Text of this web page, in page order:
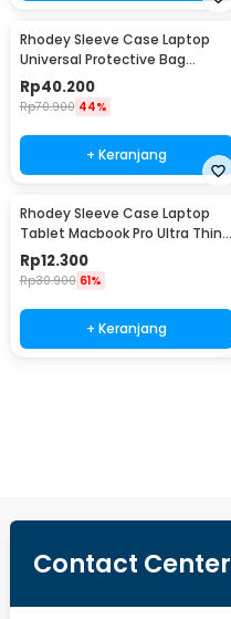
Rhodey Sleeve Case Laptop
Universal Protective Bag
Neoprene with Pouch 15 Inch -
AK03
Rp40.200
Rp70.900 44%
+ Keranjang
Rhodey Sleeve Case Laptop
Tablet Macbook Pro Ultra Thin
2mm 14 Inch - RE214
Rp12.300
Rp30.900 61%
+ Keranjang
Contact Center